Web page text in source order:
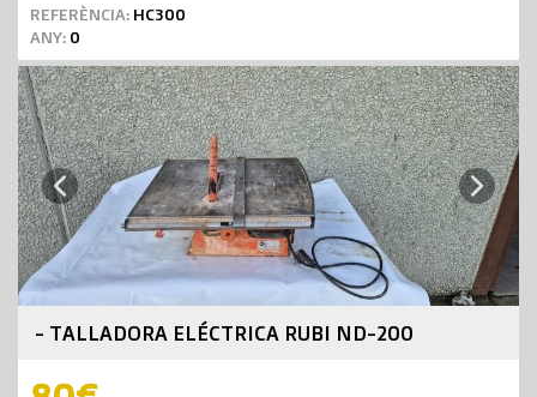
REFERÈNCIA: HC300
ANY: 0
Previous Next
- TALLADORA ELÉCTRICA RUBI ND-200